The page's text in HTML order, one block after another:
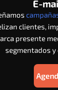
E-
clientes,
presente
segmentados